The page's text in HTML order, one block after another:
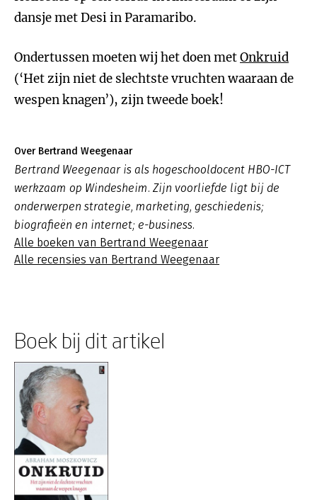
dansje met Desi in Paramaribo.
Ondertussen moeten wij het doen metOnkruid
(‘Het zijn niet de slechtste vruchten waaraan de
wespen knagen’), zijn tweede boek!
Over Bertrand Weegenaar
Bertrand Weegenaar is als hogeschooldocent HBO-ICT
werkzaam op Windesheim. Zijn voorliefde ligt bij de
onderwerpen strategie, marketing, geschiedenis;
biografieën en internet; e-business.
Alle boeken van Bertrand Weegenaar
Alle recensies van Bertrand Weegenaar
Boek bij dit artikel